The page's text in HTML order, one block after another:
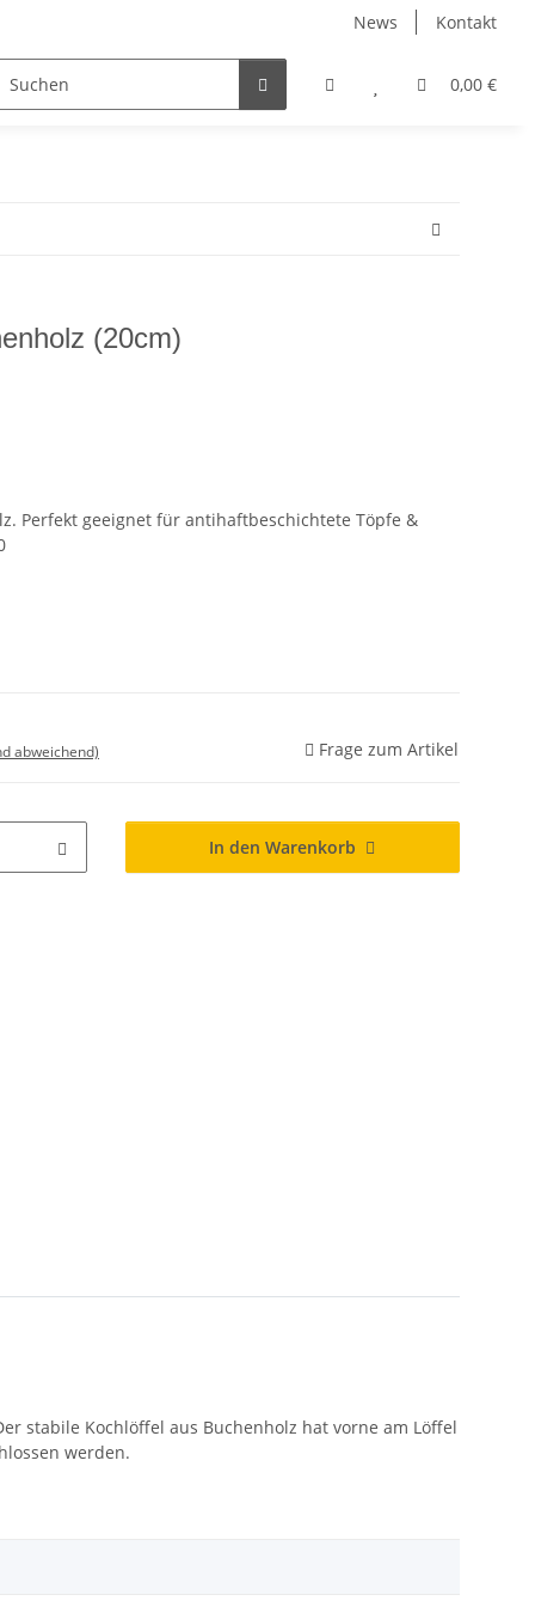
News Kontakt
0,00 €
(20cm)
Perfekt geeignet für antihaftbeschichtete Töpfe &
abweichend) Frage zum Artikel
In den Warenkorb
stabile Kochlöffel aus Buchenholz hat vorne am Löffel
werden.